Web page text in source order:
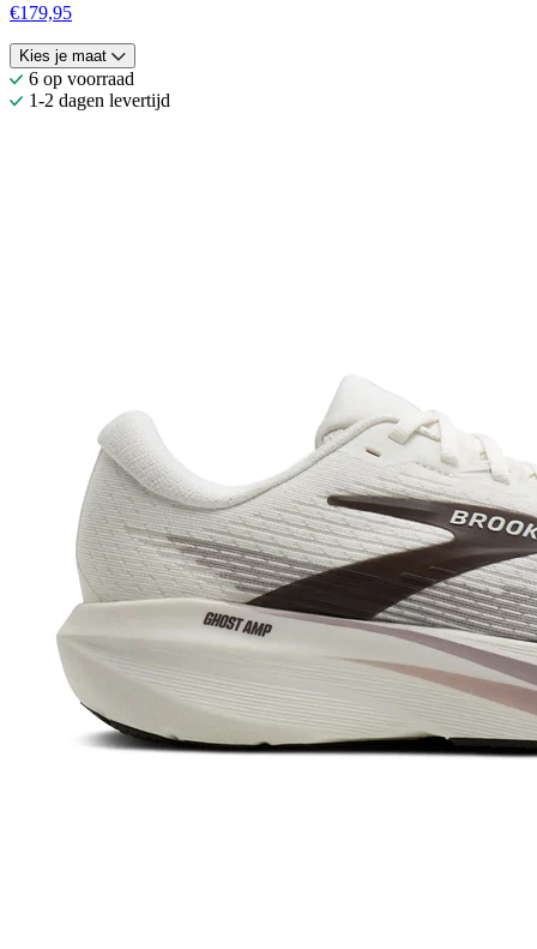
€179,95
Kies je maat
6 op voorraad
1-2 dagen levertijd